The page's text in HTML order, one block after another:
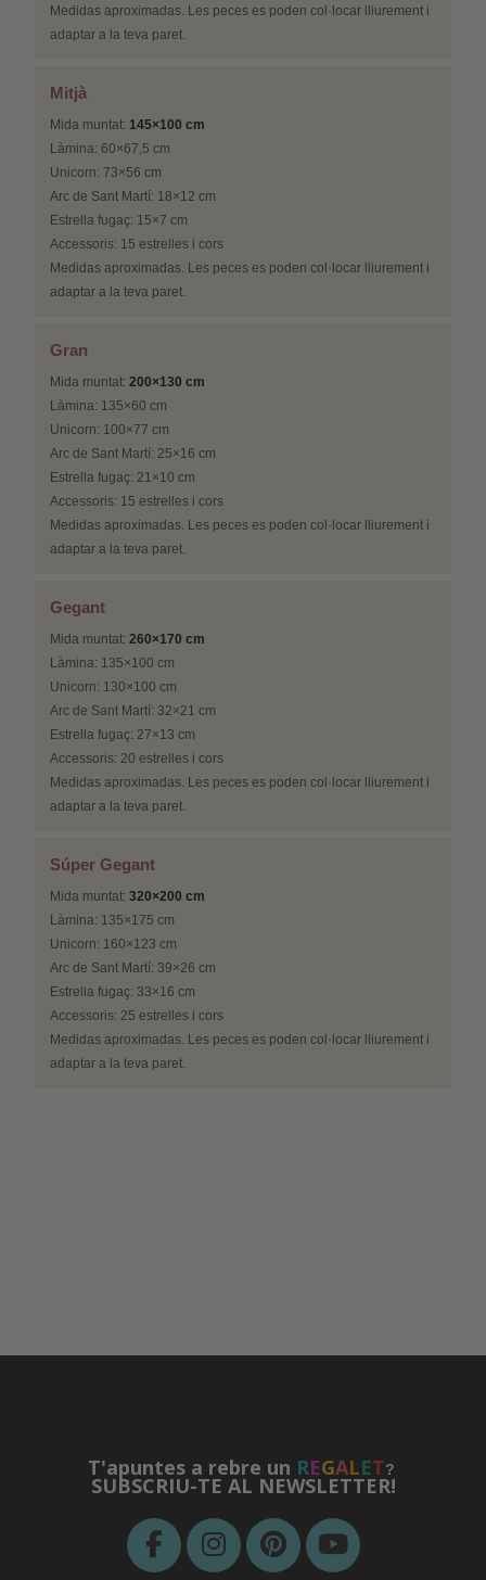
Medidas aproximadas. Les peces es poden col·locar lliurement i
adaptar a la teva paret.
Mitjà
Mida muntat: 145×100 cm
Làmina: 60×67,5 cm
Unicorn: 73×56 cm
Arc de Sant Martí: 18×12 cm
Estrella fugaç: 15×7 cm
Accessoris: 15 estrelles i cors
Medidas aproximadas. Les peces es poden col·locar lliurement i
adaptar a la teva paret.
Gran
Mida muntat:200×130 cm
Làmina: 135×60 cm
Unicorn: 100×77 cm
Arc de Sant Martí: 25×16 cm
Estrella fugaç: 21×10 cm
Accessoris: 15 estrelles i cors
Medidas aproximadas. Les peces es poden col·locar lliurement i
adaptar a la teva paret.
Gegant
Mida muntat:260×170 cm
Làmina: 135×100 cm
Unicorn: 130×100 cm
Arc de Sant Martí: 32×21 cm
Estrella fugaç: 27×13 cm
Accessoris: 20 estrelles i cors
Medidas aproximadas. Les peces es poden col·locar lliurement i
adaptar a la teva paret.
Súper Gegant
Mida muntat:320×200 cm
Làmina: 135×175 cm
Unicorn: 160×123 cm
Arc de Sant Martí: 39×26 cm
Estrella fugaç: 33×16 cm
Accessoris: 25 estrelles i cors
Medidas aproximadas. Les peces es poden col·locar lliurement i
adaptar a la teva paret.
T'apuntes a rebre un REGALET?
SUBSCRIU-TE AL NEWSLETTER!